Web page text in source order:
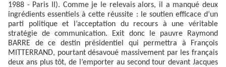
1988 - Paris II). Comme je le relevais alors, il a manqué deux
ingrédients essentiels à cette réussite : le soutien efficace d’un
parti politique et l’acceptation du recours à une véritable
stratégie de communication. Exit donc le pauvre Raymond
BARRE de ce destin présidentiel qui permettra à François
MITTERRAND, pourtant désavoué massivement par les français
deux ans plus tôt, de l’emporter au second tour devant Jacques